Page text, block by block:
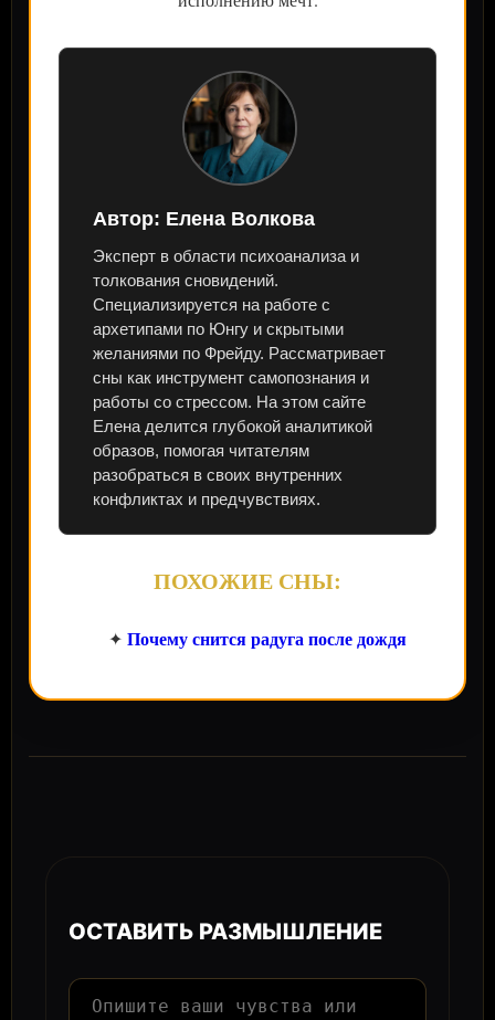
Автор: Елена Волкова
Эксперт в области психоанализа и
толкования сновидений.
Специализируется на работе с
архетипами по Юнгу и скрытыми
желаниями по Фрейду. Рассматривает
сны как инструмент самопознания и
работы со стрессом. На этом сайте
Елена делится глубокой аналитикой
образов, помогая читателям
разобраться в своих внутренних
конфликтах и предчувствиях.
ПОХОЖИЕ СНЫ:
✦ Почему снится радуга после дождя
ОСТАВИТЬ РАЗМЫШЛЕНИЕ